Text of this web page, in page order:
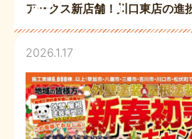
ngin
hp
アークス新店舗！川口東店の進
2026.1.17